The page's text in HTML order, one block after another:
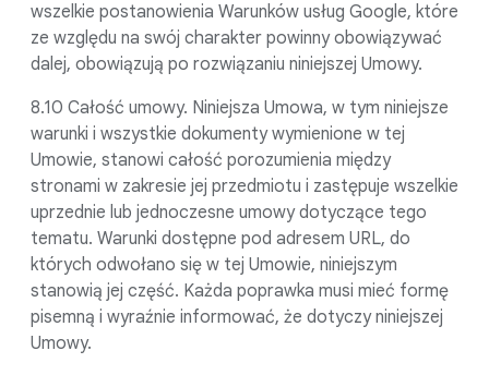
wszelkie postanowienia Warunków usług Google, które
ze względu na swój charakter powinny obowiązywać
dalej, obowiązują po rozwiązaniu niniejszej Umowy.
8.10 Całość umowy. Niniejsza Umowa, w tym niniejsze
warunki i wszystkie dokumenty wymienione w tej
Umowie, stanowi całość porozumienia między
stronami w zakresie jej przedmiotu i zastępuje wszelkie
uprzednie lub jednoczesne umowy dotyczące tego
tematu. Warunki dostępne pod adresem URL, do
których odwołano się w tej Umowie, niniejszym
stanowią jej część. Każda poprawka musi mieć formę
pisemną i wyraźnie informować, że dotyczy niniejszej
Umowy.